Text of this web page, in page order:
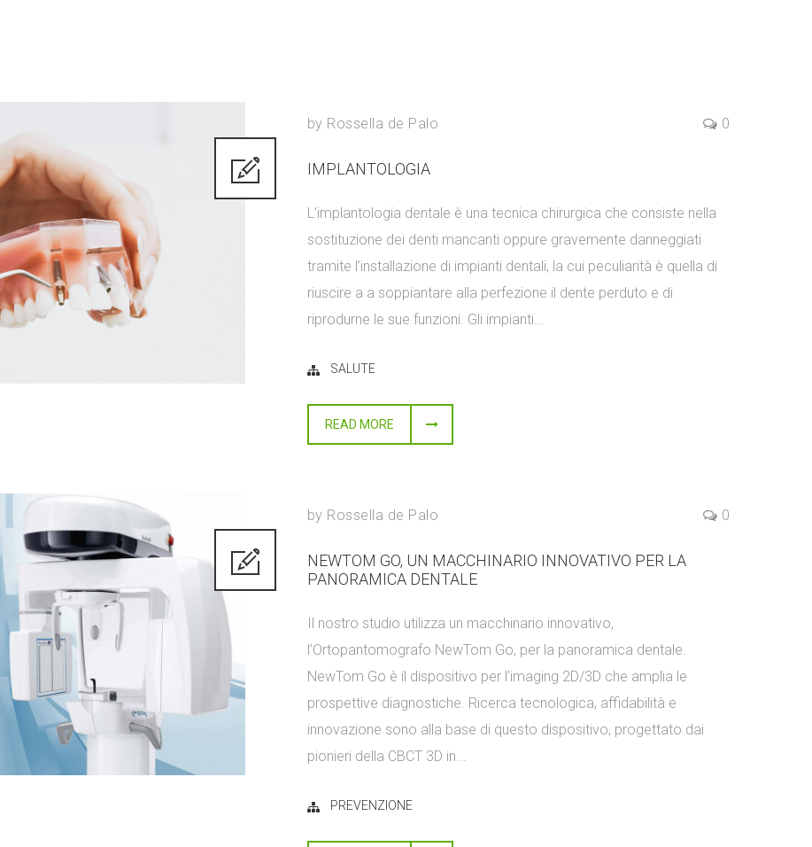
by Rossella de Palo 0
IMPLANTOLOGIA
L’implantologia dentale è una tecnica chirurgica che consiste nella
sostituzione dei denti mancanti oppure gravemente danneggiati
tramite l’installazione di impianti dentali, la cui peculiarità è quella di
riuscire a a soppiantare alla perfezione il dente perduto e di
riprodurne le sue funzioni. Gli impianti...
SALUTE
READ MORE
by Rossella de Palo 0
NEWTOM GO, UN MACCHINARIO INNOVATIVO PER LA
PANORAMICA DENTALE
Il nostro studio utilizza un macchinario innovativo,
l’Ortopantomografo NewTom Go, per la panoramica dentale.
NewTom Go è il dispositivo per l’imaging 2D/3D che amplia le
prospettive diagnostiche. Ricerca tecnologica, affidabilità e
innovazione sono alla base di questo dispositivo, progettato dai
pionieri della CBCT 3D in...
PREVENZIONE